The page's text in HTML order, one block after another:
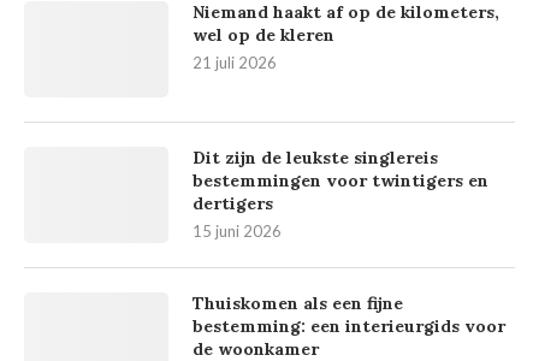
Niemand haakt af op de kilometers,
wel op de kleren
21 juli 2026
Dit zijn de leukste singlereis
bestemmingen voor twintigers en
dertigers
15 juni 2026
Thuiskomen als een fijne
bestemming: een interieurgids voor
de woonkamer